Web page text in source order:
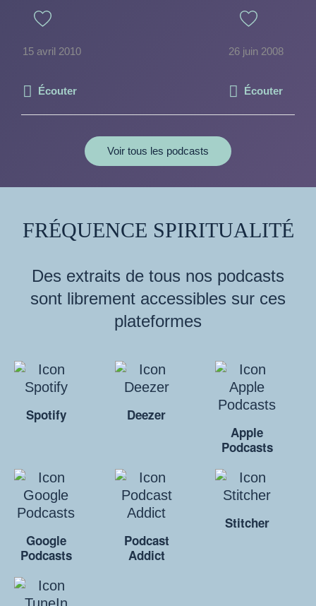
15 avril 2010
Écouter
26 juin 2008
Écouter
Voir tous les podcasts
FRÉQUENCE SPIRITUALITÉ
Des extraits de tous nos podcasts
sont librement accessibles sur ces
plateformes
Spotify
Deezer
Apple
Podcasts
Google
Podcasts
Podcast
Addict
Stitcher